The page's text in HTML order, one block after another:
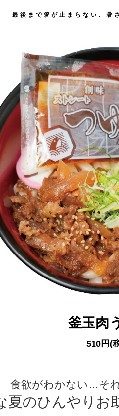
最後まで箸が止まらない、暑
釜玉肉
510円(
食欲がわかない…そ
夏のひんやりお